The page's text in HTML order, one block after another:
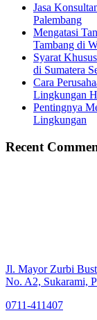
Jasa
Palembang
Mengatasi
Tambang di
Syarat
di Sumatera
Cara
Lingkungan
Pentingnya
Lingkungan
Recent
Jl. Mayor Zurbi
No. A2, Sukarami,
0711-411407